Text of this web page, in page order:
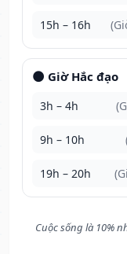
15h – 16h
🌑 Giờ Hắc đạo
3h – 4h
9h – 10h
19h – 20h
Cuộc sống là 10%